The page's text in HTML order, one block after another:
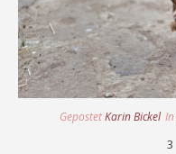
GepostetKarin Bickel In
3